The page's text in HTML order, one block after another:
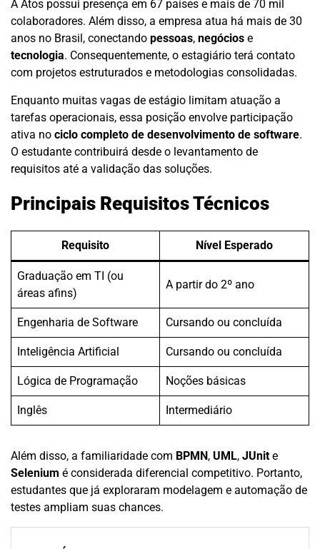
A Atos possui presença em 67 países e mais de 70 mil
colaboradores. Além disso, a empresa atua há mais de 30
anos no Brasil, conectando pessoas, negócios e
tecnologia. Consequentemente, o estagiário terá contato
com projetos estruturados e metodologias consolidadas.
Enquanto muitas vagas de estágio limitam atuação a
tarefas operacionais, essa posição envolve participação
ativa no ciclo completo de desenvolvimento de software.
O estudante contribuirá desde o levantamento de
requisitos até a validação das soluções.
Principais Requisitos Técnicos
Requisito Nível Esperado
Graduação em TI (ou
áreas afins)
A partir do 2º ano
Engenharia de Software Cursando ou concluída
Inteligência Artificial Cursando ou concluída
Lógica de Programação Noções básicas
Inglês Intermediário
Além disso, a familiaridade com BPMN, UML, JUnit e
Selenium é considerada diferencial competitivo. Portanto,
estudantes que já exploraram modelagem e automação de
testes ampliam suas chances.